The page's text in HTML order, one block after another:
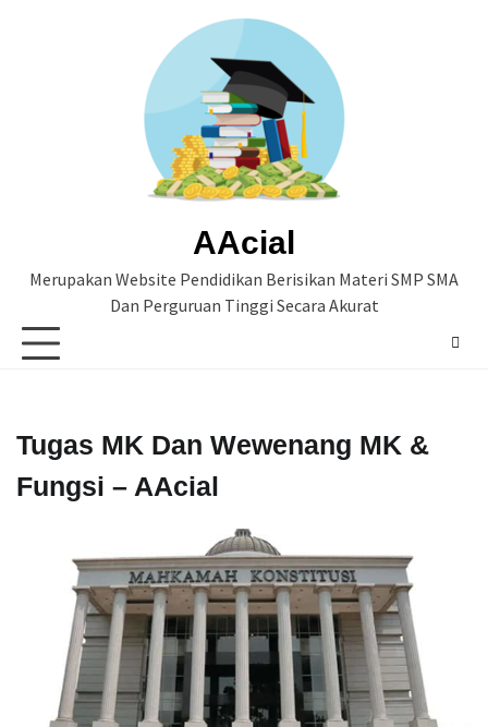
AAcial
Merupakan Website Pendidikan Berisikan Materi SMP SMA
Dan Perguruan Tinggi Secara Akurat
Tugas MK Dan Wewenang MK &
Fungsi – AAcial